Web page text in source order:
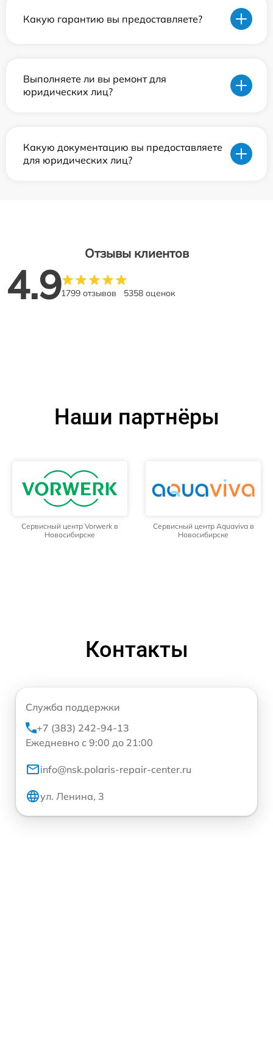
Какую гарантию вы предоставляете?
Выполняете ли вы ремонт для
юридических лиц?
Какую документацию вы предоставляете
для юридических лиц?
Отзывы клиентов
4.91799 отзывов 5358 оценок
Наши партнёры
Сервисный центр Vorwerk в
Новосибирске
Сервисный центр Aquaviva в
Новосибирске
Контакты
Служба поддержки
+7 (383) 242-94-13
Ежедневно с 9:00 до 21:00
info@nsk.polaris-repair-center.ru
ул. Ленина, 3